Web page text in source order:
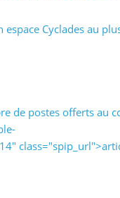
Cyclades au
de postes offerts au